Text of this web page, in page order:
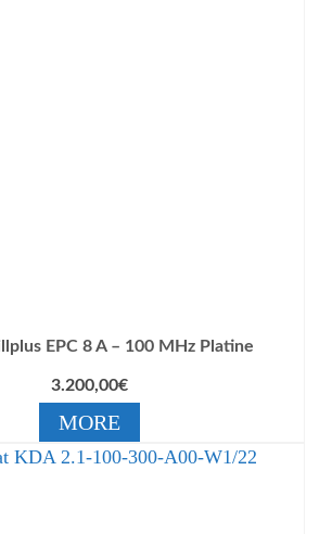
EPC 8 A – 100 MHz Platine
3.200,00€
MORE